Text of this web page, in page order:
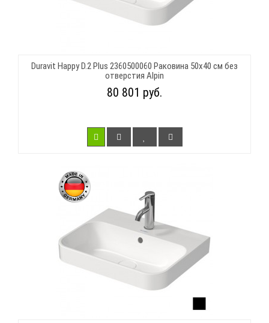
Duravit Happy D.2 Plus 2360500060 Раковина 50х40 см без
отверстия Alpin
80 801 руб.